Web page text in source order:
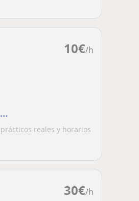
10€/h
reales y horarios
30€/h